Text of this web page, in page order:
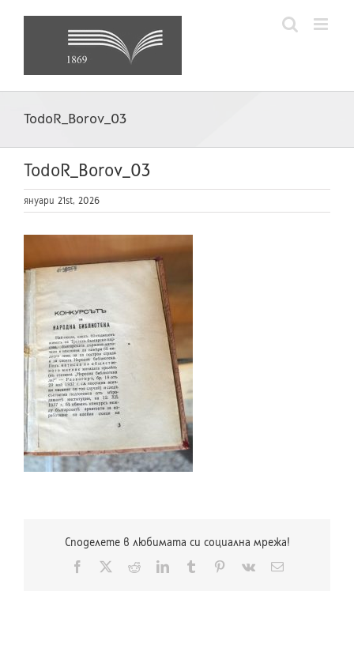
TodoR_Borov_03
TodoR_Borov_03
януари 21st, 2026
Споделете в любимата си социална мрежа!
Facebook RedditLinkedInTumblr Pinterest
Vk
Електронна